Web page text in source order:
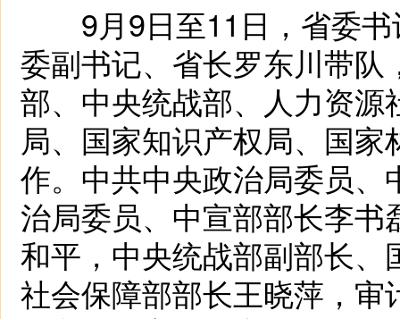
9月9日至11日，省委书
委副书记、省长罗东川带
部、中央统战部、人力资
局、国家知识产权局、国
作。中共中央政治局委员
治局委员、中宣部部长李
和平，中央统战部副部长
社会保障部部长王晓萍，